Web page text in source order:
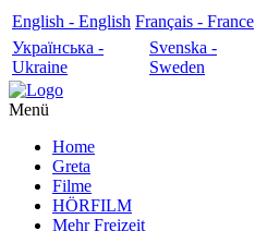
English - English Français - France
Українська -
Ukraine
Svenska -
Sweden
Menü
Home
Greta
Filme
HÖRFILM
Mehr Freizeit